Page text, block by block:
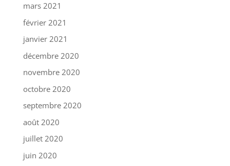
mars 2021
février 2021
janvier 2021
décembre 2020
novembre 2020
octobre 2020
septembre 2020
août 2020
juillet 2020
juin 2020